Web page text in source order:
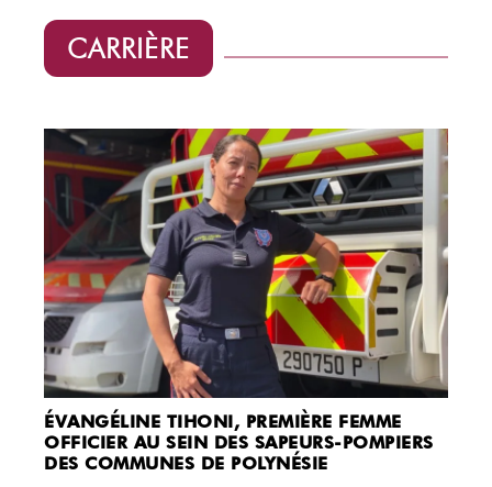
CARRIÈRE
ÉVANGÉLINE TIHONI, PREMIÈRE FEMME
OFFICIER AU SEIN DES SAPEURS-POMPIERS
DES COMMUNES DE POLYNÉSIE